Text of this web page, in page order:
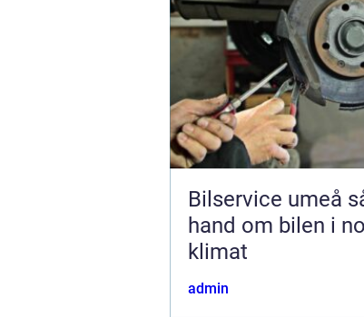
Bilservice umeå så tar du
hand om bilen i
klimat
admin